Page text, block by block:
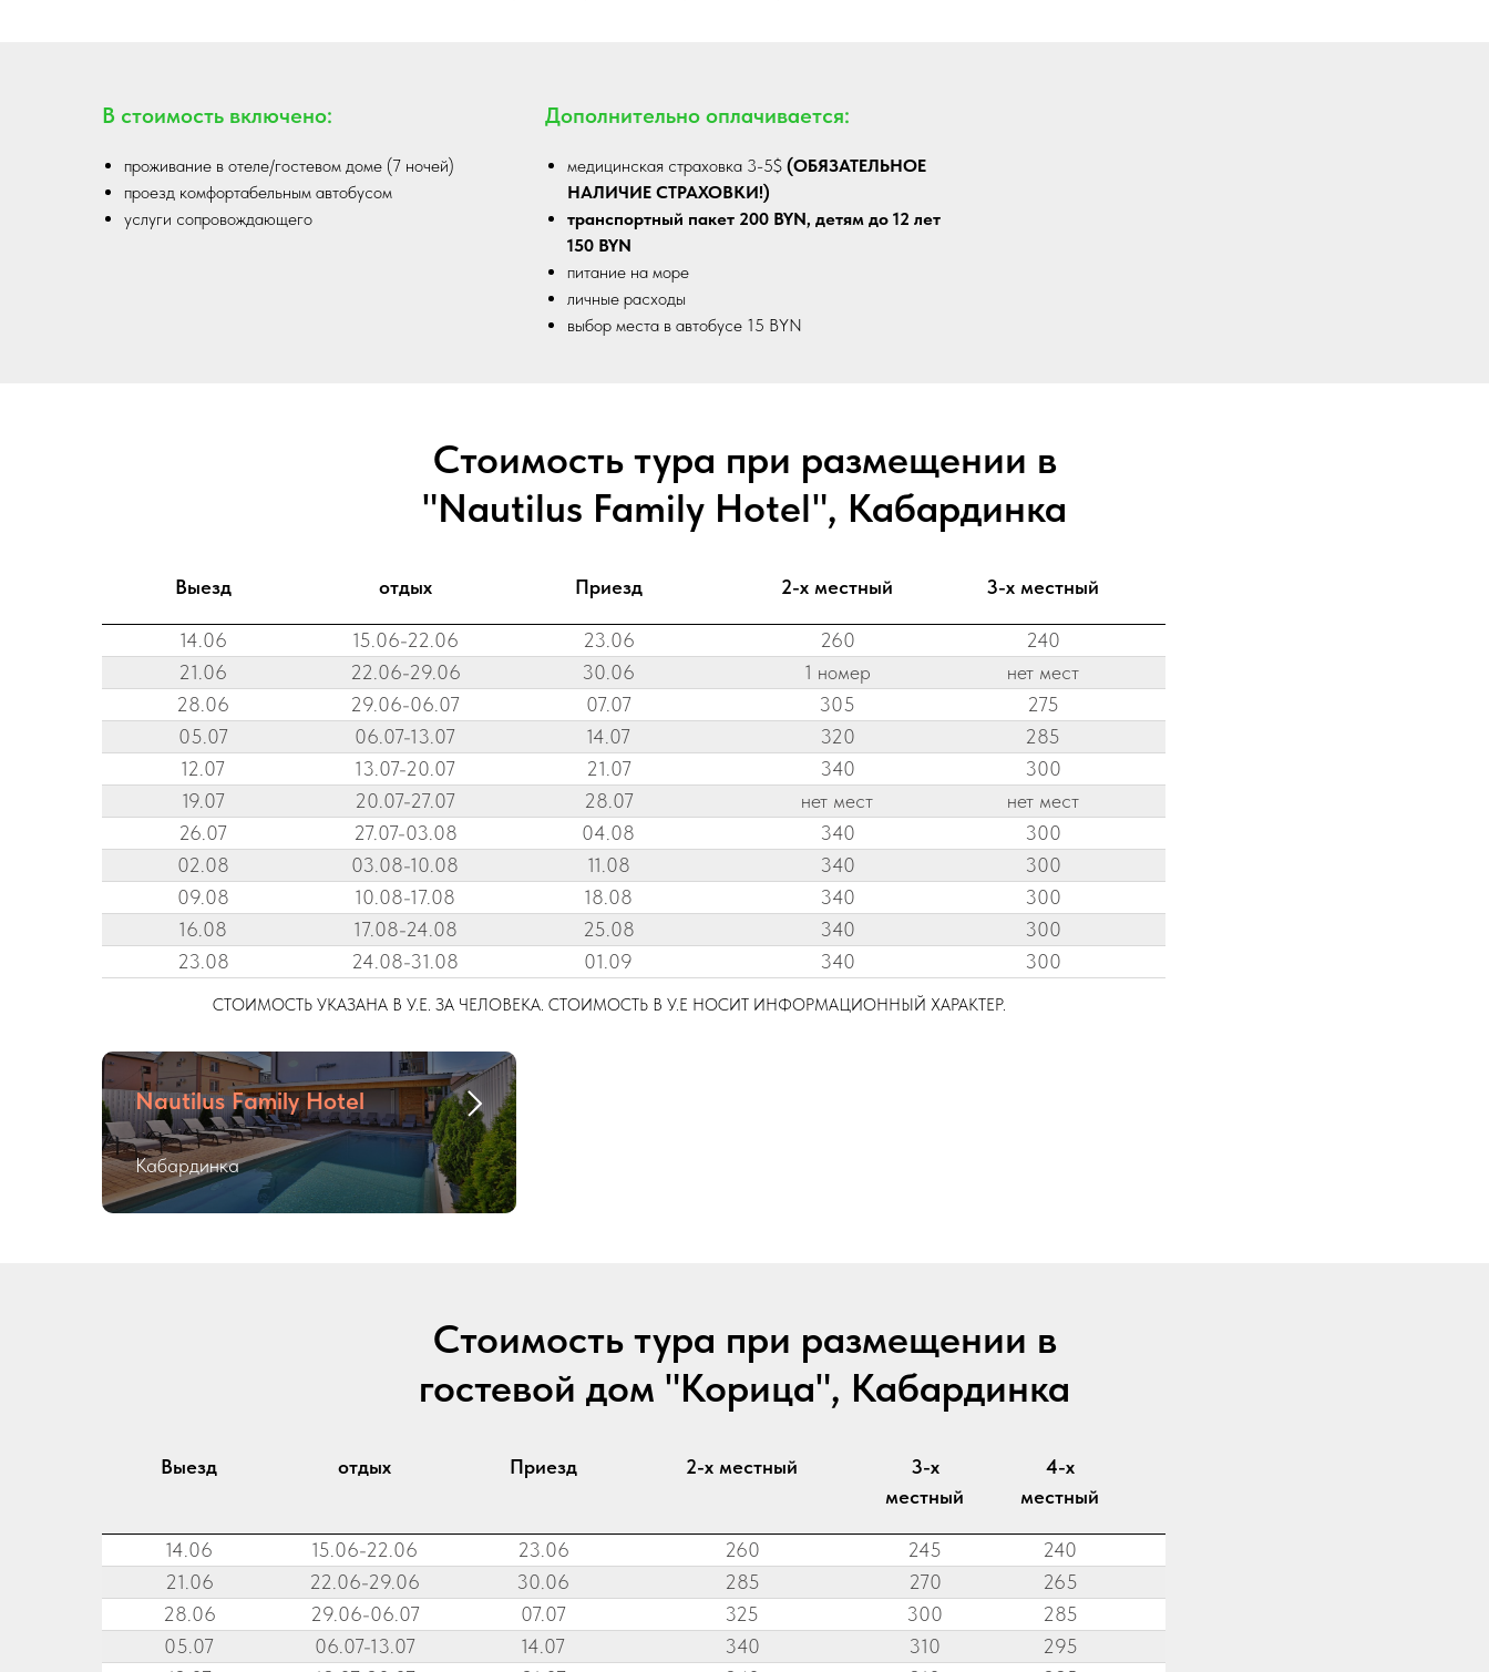
В стоимость включено:
проживание в отеле/гостевом доме (7 ночей)
проезд комфортабельным автобусом
услуги сопровождающего
Дополнительно оплачивается:
медицинская страховка 3-5$ (ОБЯЗАТЕЛЬНОЕ
НАЛИЧИЕ СТРАХОВКИ!)
транспортный пакет 200 BYN, детям до 12 лет
150 BYN
питание на море
личные расходы
выбор места в автобусе 15 BYN
Стоимость тура при размещении в
"Nautilus Family Hotel", Кабардинка
Выезд отдых Приезд 2-х местный 3-х местный
14.06 15.06-22.06 23.06 260
240
21.06
22.06-29.06 30.06 1 номер
нет мест
28.06
29.06-06.07 07.07 305
275
05.07
06.07-13.07 14.07 320
285
12.07
13.07-20.07 21.07 340
300
19.07
20.07-27.07 28.07 нет мест
нет мест
26.07
27.07-03.08 04.08 340
300
02.08
03.08-10.08 11.08 340
300
09.08
10.08-17.08 18.08 340
300
16.08
17.08-24.08 25.08 340
300
23.08
24.08-31.08 01.09 340 300
СТОИМОСТЬ УКАЗАНА В У.Е. ЗА ЧЕЛОВЕКА. СТОИМОСТЬ В У.Е НОСИТ ИНФОРМАЦИОННЫЙ ХАРАКТЕР.
Nautilus Family Hotel
Кабардинка
Стоимость тура при размещении в
гостевой дом "Корица", Кабардинка
Выезд отдых Приезд 2-х местный
3-х
местный
4-х
местный
14.06 15.06-22.06 23.06 260 245
240
21.06
22.06-29.06 30.06 285 270
265
28.06
29.06-06.07 07.07 325 300
285
05.07
06.07-13.07 14.07 340 310
295